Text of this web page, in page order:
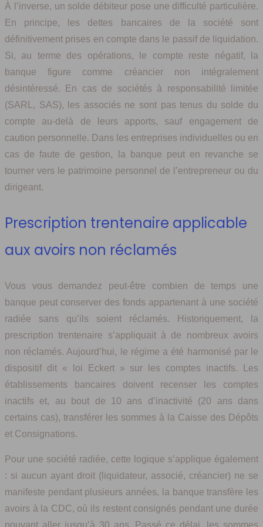
À l’inverse, un solde débiteur pose une difficulté particulière.
En principe, les dettes bancaires de la société sont
définitivement prises en compte dans le passif de liquidation.
Si, au terme des opérations, le compte reste négatif, la
banque figure comme créancier non intégralement
désintéressé. En cas de sociétés à responsabilité limitée
(SARL, SAS), les associés ne sont pas tenus du solde du
compte au-delà de leurs apports, sauf engagement de
caution personnelle. Dans les entreprises individuelles ou en
cas de faute de gestion, la banque peut en revanche se
tourner vers le patrimoine personnel de l’entrepreneur ou du
dirigeant.
Prescription trentenaire applicable
aux avoirs non réclamés
Vous vous demandez peut-être combien de temps une
banque peut conserver des fonds appartenant à une société
radiée sans qu’ils soient réclamés. Historiquement, la
prescription trentenaire s’appliquait à de nombreux avoirs
non réclamés. Aujourd’hui, le régime a été harmonisé par le
dispositif dit « loi Eckert » sur les comptes inactifs. Les
établissements bancaires doivent recenser les comptes
inactifs et, au bout de 10 ans d’inactivité (20 ans dans
certains cas), transférer les sommes à la Caisse des Dépôts
et Consignations.
Pour une société radiée, cette logique s’applique également
: si aucun ayant droit (liquidateur, associé, créancier) ne se
manifeste pendant plusieurs années, la banque transfère les
avoirs à la CDC, où ils restent consignés pendant une durée
pouvant aller jusqu’à 30 ans. Passé ce délai, les sommes